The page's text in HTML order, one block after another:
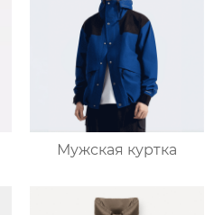
Мужская куртка